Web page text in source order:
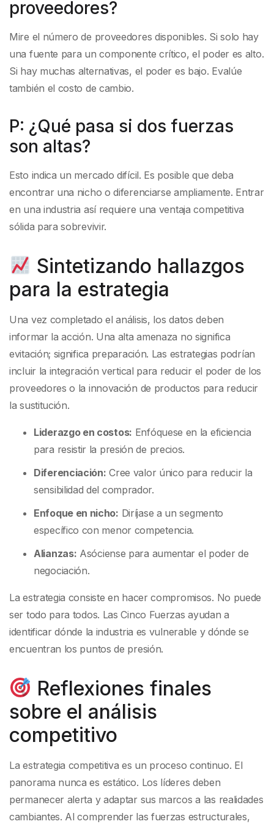
proveedores?
Mire el número de proveedores disponibles. Si solo hay
una fuente para un componente crítico, el poder es alto.
Si hay muchas alternativas, el poder es bajo. Evalúe
también el costo de cambio.
P: ¿Qué pasa si dos fuerzas
son altas?
Esto indica un mercado difícil. Es posible que deba
encontrar una nicho o diferenciarse ampliamente. Entrar
en una industria así requiere una ventaja competitiva
sólida para sobrevivir.
Sintetizando hallazgos
para la estrategia
Una vez completado el análisis, los datos deben
informar la acción. Una alta amenaza no significa
evitación; significa preparación. Las estrategias podrían
incluir la integración vertical para reducir el poder de los
proveedores o la innovación de productos para reducir
la sustitución.
Liderazgo en costos: Enfóquese en la eficiencia
para resistir la presión de precios.
Diferenciación: Cree valor único para reducir la
sensibilidad del comprador.
Enfoque en nicho: Diríjase a un segmento
específico con menor competencia.
Alianzas: Asóciense para aumentar el poder de
negociación.
La estrategia consiste en hacer compromisos. No puede
ser todo para todos. Las Cinco Fuerzas ayudan a
identificar dónde la industria es vulnerable y dónde se
encuentran los puntos de presión.
Reflexiones finales
sobre el análisis
competitivo
La estrategia competitiva es un proceso continuo. El
panorama nunca es estático. Los líderes deben
permanecer alerta y adaptar sus marcos a las realidades
cambiantes. Al comprender las fuerzas estructurales,